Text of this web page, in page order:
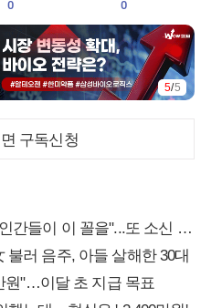
0
0
5/5
구독신청
들이 이 꼴을"...또 소신 발언
불러 음주, 아들 살해한 30대
원"…이달 초 지급 목표